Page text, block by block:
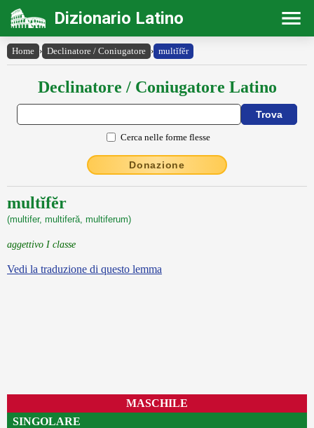
Dizionario Latino
Home › Declinatore / Coniugatore › multĭfĕr
Declinatore / Coniugatore Latino
Cerca nelle forme flesse
Donazione
multĭfĕr
(multifer, multiferă, multiferum)
aggettivo I classe
Vedi la traduzione di questo lemma
MASCHILE
SINGOLARE